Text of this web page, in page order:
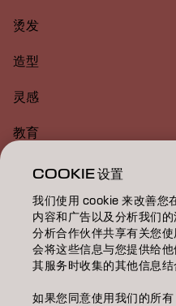
烫发
造型
灵感
教育
关于
美发沙龙查找
成为合作伙伴
联系我们
COOKIE 设置
我们使用 cookie 来改善您
内容和广告以及分析我们
分析合作伙伴共享有关您
会将这些信息与您提供给
其服务时收集的其他信息结
如果您同意使用我们的所